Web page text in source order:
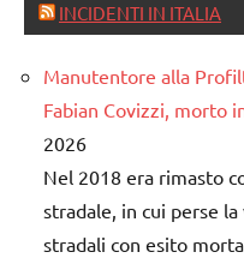
INCIDENTI IN ITALIA
Manutentore alla
Fabian Covizzi, morto
2026
Nel 2018 era rimasto
stradale, in cui perse
stradali con esito